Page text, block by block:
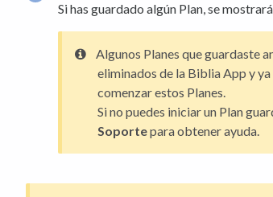
Si has guardado algún Plan, se
Algunos Planes que guardaste
eliminados de la Biblia App y
comenzar estos Planes.
Si no puedes iniciar un Plan
Soportepara obtener ayuda.